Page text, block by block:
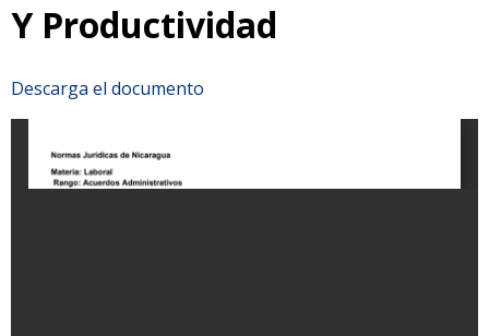
Y Productividad
Descarga el documento